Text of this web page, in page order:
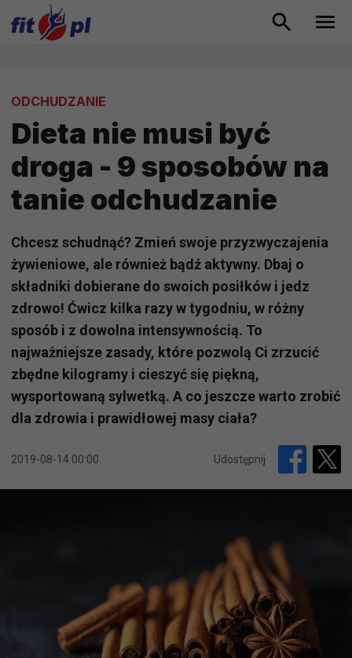
ODCHUDZANIE
Dieta nie musi być
droga - 9 sposobów na
tanie odchudzanie
Chcesz schudnąć? Zmień swoje przyzwyczajenia
żywieniowe, ale również bądź aktywny. Dbaj o
składniki dobierane do swoich posiłków i jedz
zdrowo! Ćwicz kilka razy w tygodniu, w różny
sposób i z dowolna intensywnością. To
najważniejsze zasady, które pozwolą Ci zrzucić
zbędne kilogramy i cieszyć się piękną,
wysportowaną sylwetką. A co jeszcze warto zrobić
dla zdrowia i prawidłowej masy ciała?
2019-08-14 00:00 Udostępnij